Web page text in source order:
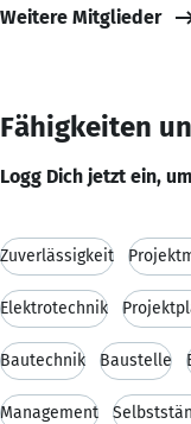
Weitere Mitglieder
Fähigkeiten
Logg Dich jetzt ein,
Zuverlässigkeit
Elektrotechnik
Bautechnik Baustelle
Management